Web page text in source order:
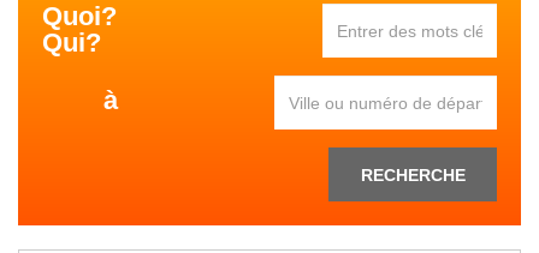
Quoi?
Qui?
à
RECHERCHE